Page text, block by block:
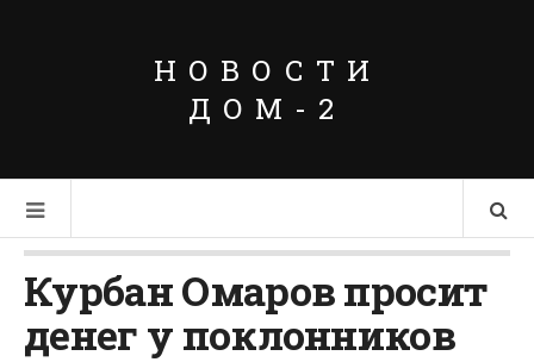
НОВОСТИ
ДОМ-2
Курбан Омаров просит
денег у поклонников